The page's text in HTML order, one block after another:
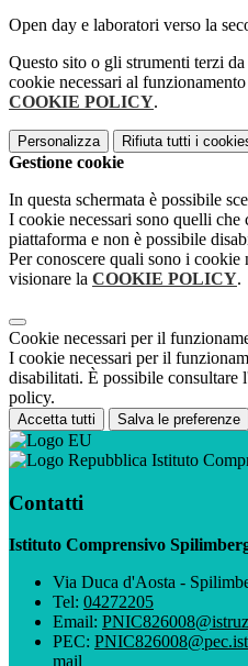
Open day e laboratori verso la
Questo sito o gli strumenti terzi
cookie necessari al
COOKIE POLICY.
Personalizza Rifiuta tutti i
Gestione cookie
In questa schermata è possibile
I cookie necessari sono quelli
piattaforma e non è possibile
Per conoscere quali sono i cookie
visionare la COOKIE POLICY.
Cookie necessari per il
I cookie necessari per il
disabilitati. È possibile consultare
policy.
Accetta tutti Salva le preferenze
Istituto
Contatti
Istituto Comprensivo
Via Duca d'Aosta -
Tel: 04272205
Email:
PEC:
mail